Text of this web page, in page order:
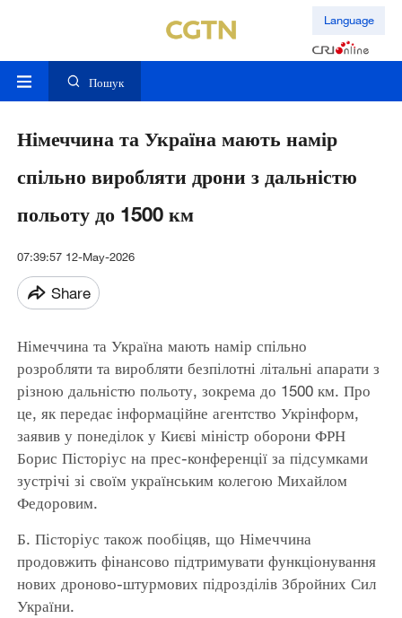
Language
Пошук
Німеччина та Україна мають намір
спільно виробляти дрони з дальністю
польоту до 1500 км
07:39:57 12-May-2026
Share
Німеччина та Україна мають намір спільно
розробляти та виробляти безпілотні літальні апарати з
різною дальністю польоту, зокрема до 1500 км. Про
це, як передає інформаційне агентство Укрінформ,
заявив у понеділок у Києві міністр оборони ФРН
Борис Пісторіус на прес-конференції за підсумками
зустрічі зі своїм українським колегою Михайлом
Федоровим.
Б. Пісторіус також пообіцяв, що Німеччина
продовжить фінансово підтримувати функціонування
нових дроново-штурмових підрозділів Збройних Сил
України.